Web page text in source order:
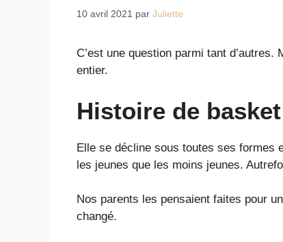
10 avril 2021 par Juliette
C’est une question parmi tant
entier.
Histoire de basket
Elle se décline sous toutes ses formes
les jeunes que les moins jeunes.
Nos parents les pensaient faites pour
changé.